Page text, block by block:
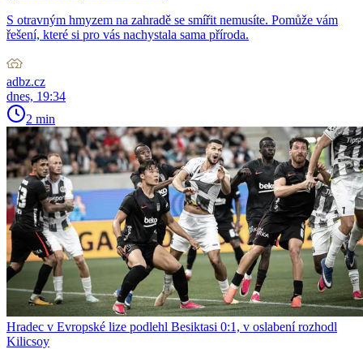
S otravným hmyzem na zahradě se smířit nemusíte. Pomůže vám
řešení, které si pro vás nachystala sama příroda.
adbz.cz
dnes, 19:34
2 min
Hradec v Evropské lize podlehl Besiktasi 0:1, v oslabení rozhodl
Kilicsoy